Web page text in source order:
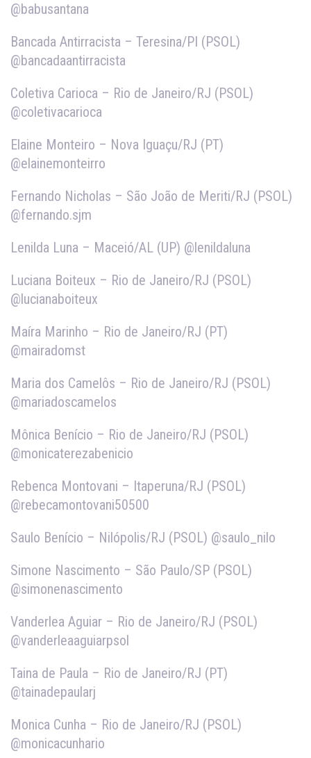
@babusantana
Bancada Antirracista – Teresina/PI (PSOL)
@bancadaantirracista
Coletiva Carioca – Rio de Janeiro/RJ (PSOL)
@coletivacarioca
Elaine Monteiro – Nova Iguaçu/RJ (PT)
@elainemonteirro
Fernando Nicholas – São João de Meriti/RJ (PSOL)
@fernando.sjm
Lenilda Luna – Maceió/AL (UP) @lenildaluna
Luciana Boiteux – Rio de Janeiro/RJ (PSOL)
@lucianaboiteux
Maíra Marinho – Rio de Janeiro/RJ (PT)
@mairadomst
Maria dos Camelôs – Rio de Janeiro/RJ (PSOL)
@mariadoscamelos
Mônica Benício – Rio de Janeiro/RJ (PSOL)
@monicaterezabenicio
Rebenca Montovani – Itaperuna/RJ (PSOL)
@rebecamontovani50500
Saulo Benício – Nilópolis/RJ (PSOL) @saulo_nilo
Simone Nascimento – São Paulo/SP (PSOL)
@simonenascimento
Vanderlea Aguiar – Rio de Janeiro/RJ (PSOL)
@vanderleaaguiarpsol
Taina de Paula – Rio de Janeiro/RJ (PT)
@tainadepaularj
Monica Cunha – Rio de Janeiro/RJ (PSOL)
@monicacunhario